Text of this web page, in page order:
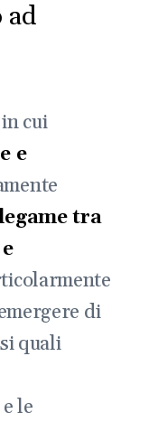
ad
cui
e
tra
di
quali
le